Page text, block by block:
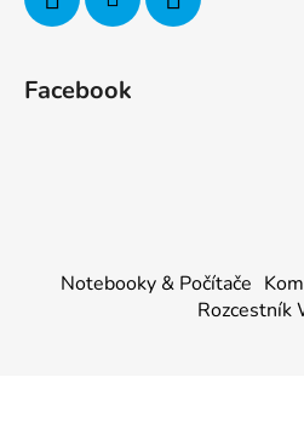
Facebook
Notebooky & Počítače
Rozcestník